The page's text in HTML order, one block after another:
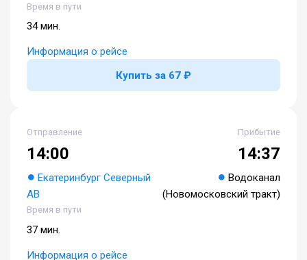
Время в пути
34 мин.
Информация о рейсе
Купить за 67 ₽
Отправление
14:00
Екатеринбург Северный
АВ
Прибытие
14:37
Водоканал
(Новомосковский тракт)
Время в пути
37 мин.
Информация о рейсе